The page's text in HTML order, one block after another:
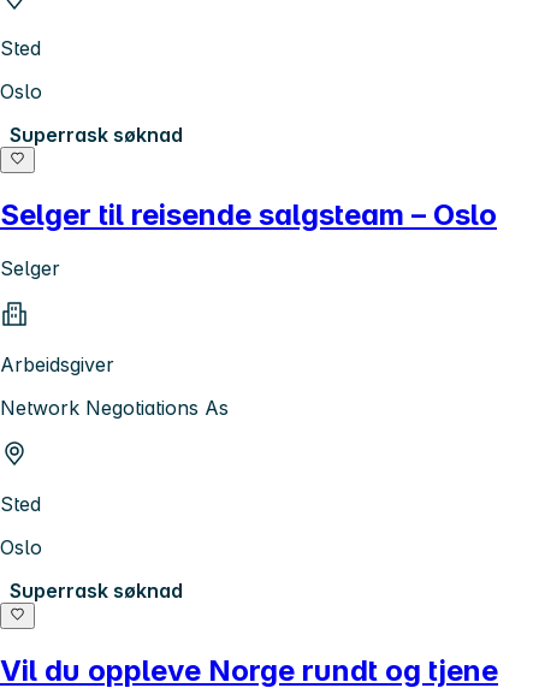
Sted
Oslo
Superrask søknad
Selger til reisende salgsteam – Oslo
Selger
Arbeidsgiver
Network Negotiations As
Sted
Oslo
Superrask søknad
Vil du oppleve Norge rundt og tjene